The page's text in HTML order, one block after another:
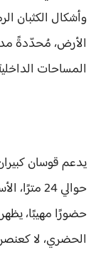
وأشكال الكثبان
الأرض، مُحدّدةً
المساحات
حوالي 24
حضورًا مهيبًا،
الحضري، لا